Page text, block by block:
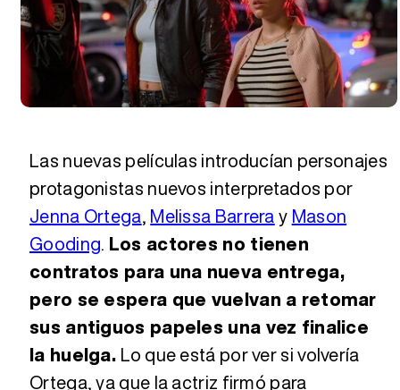
Tráiler en español 'Outcome' (2026)
Las nuevas películas introducían personajes
protagonistas nuevos interpretados por
Jenna Ortega, Melissa Barreray Mason
Gooding. Los actores no tienen
contratos para una nueva entrega,
pero se espera que vuelvan a retomar
sus antiguos papeles una vez finalice
la huelga. Lo que está por ver si volvería
Ortega, ya que la actriz firmó para